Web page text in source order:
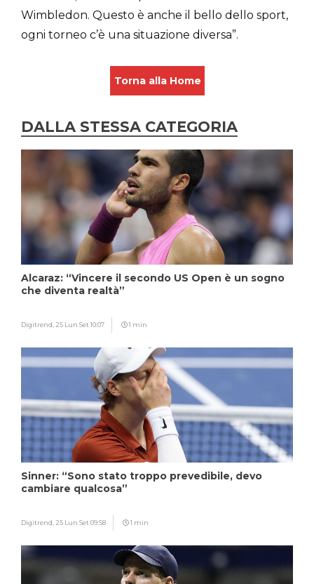
Wimbledon. Questo è anche il bello dello sport,
ogni torneo c’è una situazione diversa”.
Torna alla Home
DALLA STESSA CATEGORIA
Alcaraz: “Vincere il secondo US Open è un sogno
che diventa realtà”
Digitrend, 25 Lun Set 10:07 1 min
Sinner: “Sono stato troppo prevedibile, devo
cambiare qualcosa”
Digitrend, 25 Lun Set 09:58 1 min